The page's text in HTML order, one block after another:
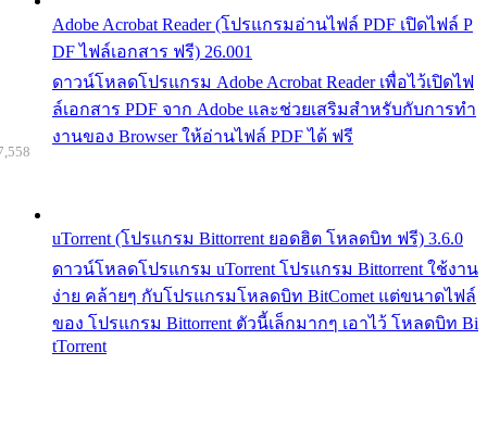
Adobe Acrobat Reader (โปรแกรมอ่านไฟล์ PDF เปิดไฟล์ P
DF ไฟล์เอกสาร ฟรี) 26.001
ดาวน์โหลดโปรแกรม Adobe Acrobat Reader เพื่อไว้เปิดไฟ
ล์เอกสาร PDF จาก Adobe และช่วยเสริมสำหรับกับการทำ
งานของ Browser ให้อ่านไฟล์ PDF ได้ ฟรี
uTorrent (โปรแกรม Bittorrent ยอดฮิต โหลดบิท ฟรี) 3.6.0
ดาวน์โหลดโปรแกรม uTorrent โปรแกรม Bittorrent ใช้งาน
ง่าย คล้ายๆ กับโปรแกรมโหลดบิท BitComet แต่ขนาดไฟล์
ของ โปรแกรม Bittorrent ตัวนี้เล็กมากๆ เอาไว้ โหลดบิท Bi
tTorrent